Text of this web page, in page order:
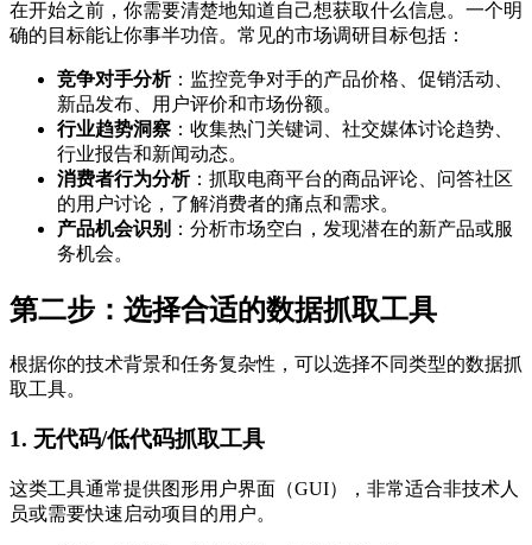
在开始之前，你需要清楚地知道自己想获取什么信息。一个明
确的目标能让你事半功倍。常见的市场调研目标包括：
竞争对手分析：监控竞争对手的产品价格、促销活动、
新品发布、用户评价和市场份额。
行业趋势洞察 ：收集热门关键词、社交媒体讨论趋势、
行业报告和新闻动态。
消费者行为分析：抓取电商平台的商品评论、问答社区
的用户讨论，了解消费者的痛点和需求。
产品机会识别 ：分析市场空白，发现潜在的新产品或服
务机会。
第二步：选择合适的数据抓取工具
根据你的技术背景和任务复杂性，可以选择不同类型的数据抓
取工具。
1. 无代码/低代码抓取工具
这类工具通常提供图形用户界面（GUI），非常适合非技术人
员或需要快速启动项目的用户。